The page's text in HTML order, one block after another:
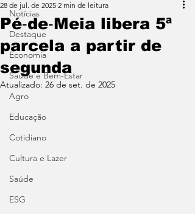
Notícias
Destaque
Economia
Saúde e Bem-Estar
Agro
Educação
Cotidiano
Cultura e Lazer
Saúde
ESG
Pé‑de‑Meia libera 5ª
parcela a partir de
segunda
28 de jul. de 2025 2 min de leitura
Atualizado: 26 de set. de 2025